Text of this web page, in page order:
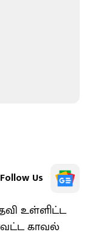
Follow Us
உள்ளிட்ட
காவல்